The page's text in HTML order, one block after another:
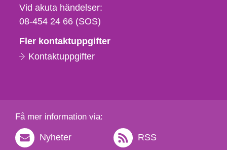
och
e-
Vid akuta händelser:
08-454 24 66 (SOS)
Fler kontaktuppgifter
Kontaktuppgifter
Få mer information via:
Nyheter RSS